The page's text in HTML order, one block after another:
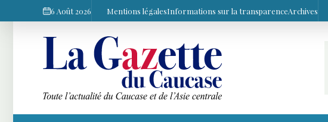
6 Août 2026 Mentions légalesInformations sur la transparenceArchives